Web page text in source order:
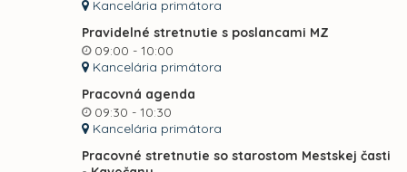
Kancelária primátora
Pravidelné stretnutie s poslancami MZ
09:00 - 10:00
Kancelária primátora
Pracovná agenda
09:30 - 10:30
Kancelária primátora
Pracovné stretnutie so starostom Mestskej časti